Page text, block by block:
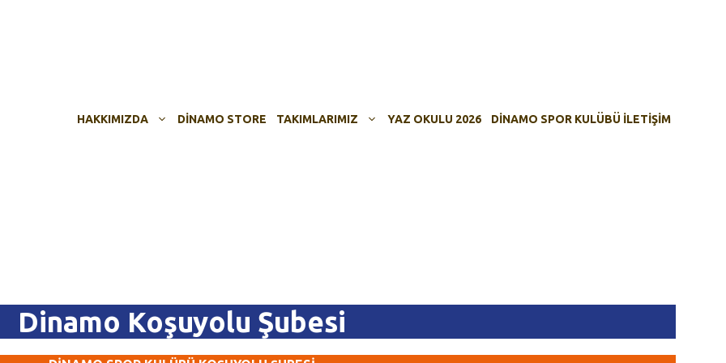
HAKKIMIZDA DINAMO STORE TAKIMLARIMIZ YAZ OKULU 2026 DINAMO SPOR KULÜBÜ İLETIŞIM
Dinamo Koşuyolu Şubesi